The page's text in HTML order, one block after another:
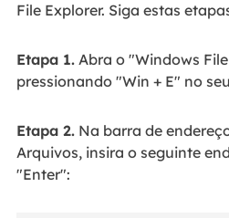
File Explorer. Siga estas
Etapa 1.Abra o "Windows
pressionando "Win + E" no
Etapa 2.Na barra de
Arquivos, insira o seguinte
"Enter":